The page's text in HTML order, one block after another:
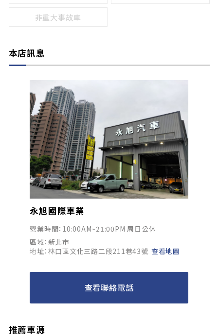
非重大事故車
本店訊息
永旭國際車業
營業時間：10:00AM~21:00PM 周日公休
區域：新北市
地址：林口區文化三路二段211巷43號 查看地圖
查看聯絡電話
推薦車源